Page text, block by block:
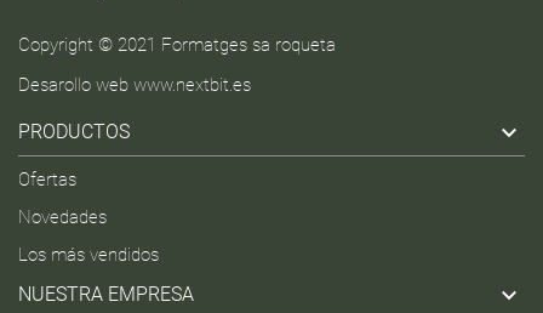
Copyright © 2021 Formatges sa roqueta
Desarollo web www.nextbit.es
PRODUCTOS 
Ofertas
Novedades
Los más vendidos
NUESTRA EMPRESA 